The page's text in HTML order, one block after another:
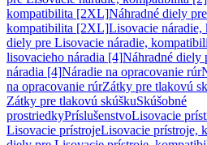
kompatibilita [2XL]Náhradné diely
kompatibilita [2XL]Lisovacie
diely pre Lisovacie náradie,
lisovacieho náradia [4]Náhradné diely
náradia [4]Náradie na opracovanie rúr
na opracovanie rúrZátky pre tlakovú
Zátky pre tlakovú skúškuSkúšobné
prostriedkyPríslušenstvoLisovacie
Lisovacie prístrojeLisovacie prístroje,